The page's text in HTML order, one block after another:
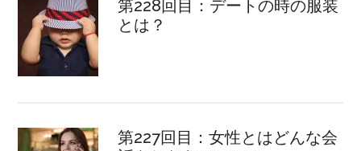
第228回目：デートの時の服装
とは？
第227回目：女性とはどんな会